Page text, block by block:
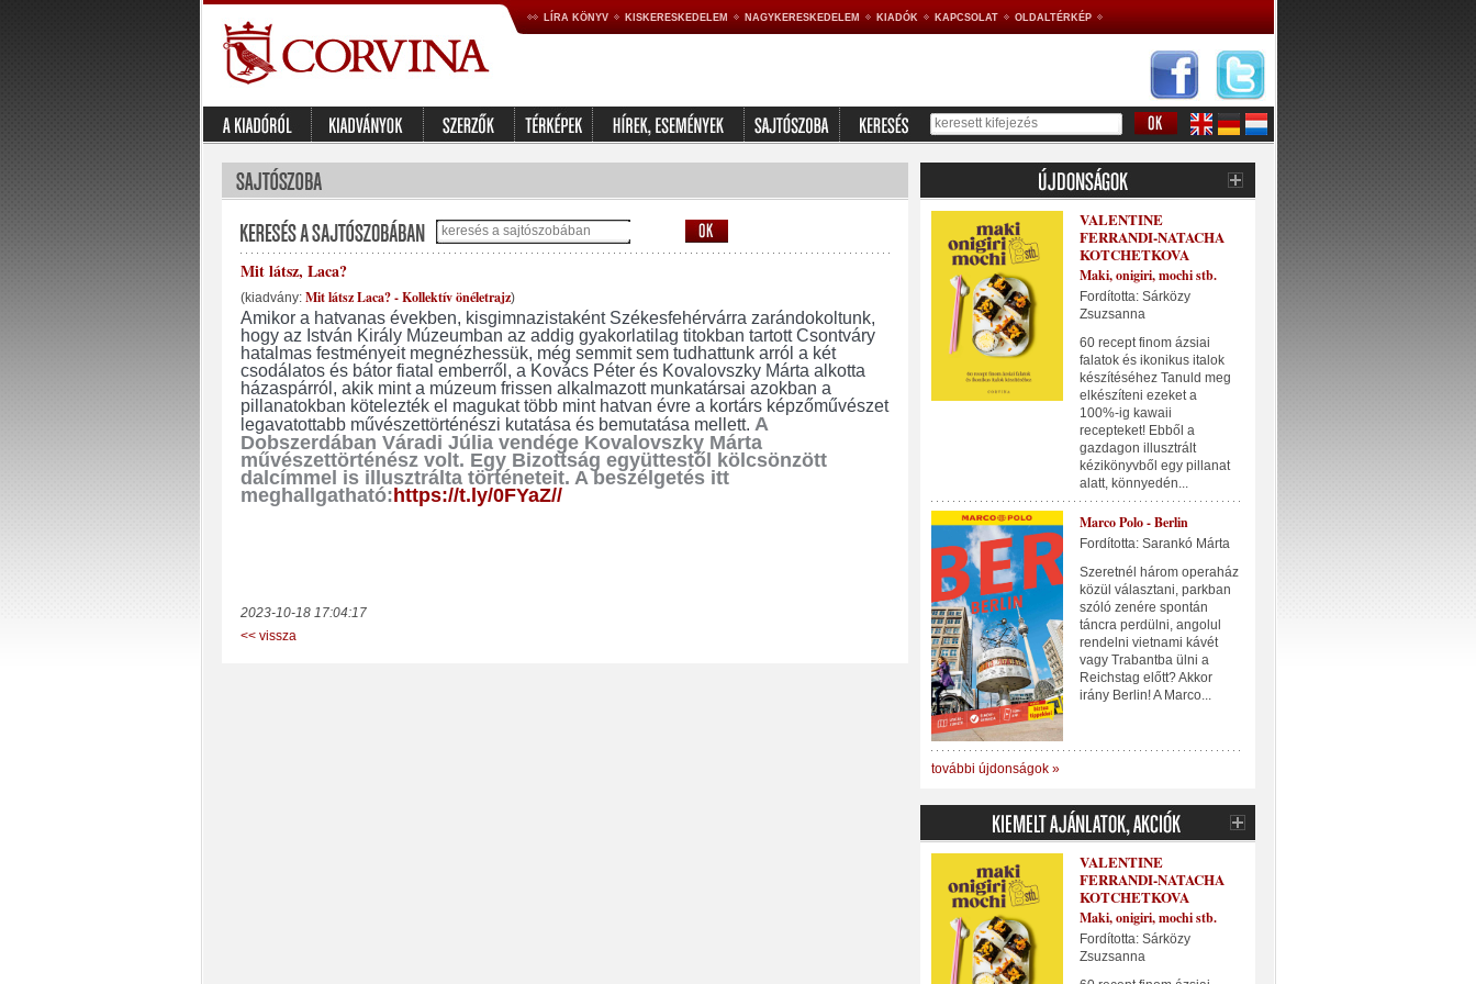
LÍRA KÖNYV KISKERESKEDELEM NAGYKERESKEDELEM KIADÓK KAPCSOLAT OLDALTÉRKÉP
Mit látsz, Laca?
(kiadvány: Mit látsz Laca? - Kollektív önéletrajz)
Amikor a hatvanas években, kisgimnazistaként Székesfehérvárra zarándokoltunk,
hogy az István Király Múzeumban az addig gyakorlatilag titokban tartott Csontváry
hatalmas festményeit megnézhessük, még semmit sem tudhattunk arról a két
csodálatos és bátor fiatal emberről, a Kovács Péter és Kovalovszky Márta alkotta
házaspárról, akik mint a múzeum frissen alkalmazott munkatársai azokban a
pillanatokban kötelezték el magukat több mint hatvan évre a kortárs képzőművészet
legavatottabb művészettörténészi kutatása és bemutatása mellett. A
Dobszerdában Váradi Júlia vendége Kovalovszky Márta
művészettörténész volt. Egy Bizottság együttestől kölcsönzött
dalcímmel is illusztrálta történeteit. A beszélgetés itt
meghallgatható: https://t.ly/0FYaZ//
2023-10-18 17:04:17
<< vissza
VALENTINE
FERRANDI-NATACHA
KOTCHETKOVA
Maki, onigiri, mochi stb.
Fordította: Sárközy
Zsuzsanna
60 recept finom ázsiai
falatok és ikonikus italok
készítéséhez Tanuld meg
elkészíteni ezeket a
100%-ig kawaii
recepteket! Ebből a
gazdagon illusztrált
kézikönyvből egy pillanat
alatt, könnyedén...
Marco Polo - Berlin
Fordította: Sarankó Márta
Szeretnél három operaház
közül választani, parkban
szóló zenére spontán
táncra perdülni, angolul
rendelni vietnami kávét
vagy Trabantba ülni a
Reichstag előtt? Akkor
irány Berlin! A Marco...
további újdonságok »
VALENTINE
FERRANDI-NATACHA
KOTCHETKOVA
Maki, onigiri, mochi stb.
Fordította: Sárközy
Zsuzsanna